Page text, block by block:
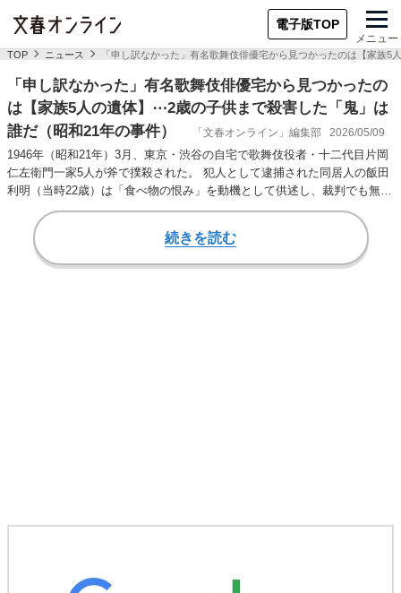
電子版TOP
メニュー
TOP ニュース 「申し訳なかった」有名歌舞伎俳優宅から見つかったのは【家族
「申し訳なかった」有名歌舞伎俳優宅から見つかったの
は【家族5人の遺体】⋯2歳の子供まで殺害した「鬼」は
誰だ（昭和21年の事件）
「文春オンライン」編集部 2026/05/09
1946年（昭和21年）3月、東京・渋谷の自宅で歌舞伎役者・十二代目片岡
仁左衛門一家5人が斧で撲殺された。 犯人として逮捕された同居人の飯田
利明（当時22歳）は「食べ物の恨み」を動機として供述し、裁判でも無期
懲役の…
続きを読む